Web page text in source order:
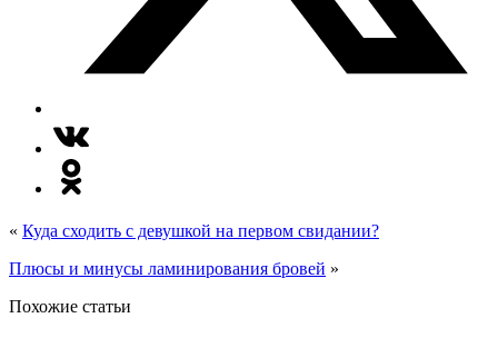
« Куда сходить с девушкой на первом свидании?
Плюсы и минусы ламинирования бровей »
Похожие статьи